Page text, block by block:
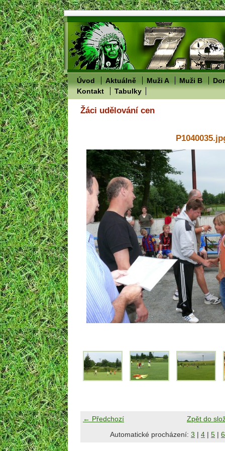
Úvod Aktuálně Muži A Muži B
Kontakt
Tabulky
Žáci udělování cen
← Předchozí
Zpět do
Automatické procházení: 3 | 4 | 5 | 6